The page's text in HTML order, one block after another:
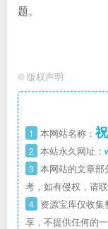
题。
© 版权声明
1 本网站名称：
2 本站永久网址：
3 本网站的文章部
考，如有侵权，请
4 资源宝库仅收
享，不提供任何的